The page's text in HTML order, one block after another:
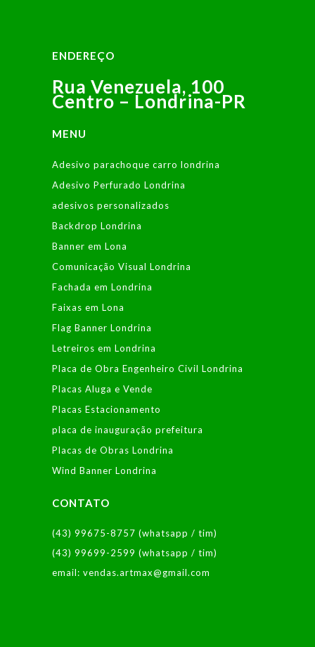
ENDEREÇO
Rua Venezuela, 100
Centro – Londrina-PR
MENU
Adesivo parachoque carro londrina
Adesivo Perfurado Londrina
adesivos personalizados
Backdrop Londrina
Banner em Lona
Comunicação Visual Londrina
Fachada em Londrina
Faixas em Lona
Flag Banner Londrina
Letreiros em Londrina
Placa de Obra Engenheiro Civil Londrina
Placas Aluga e Vende
Placas Estacionamento
placa de inauguração prefeitura
Placas de Obras Londrina
Wind Banner Londrina
CONTATO
(43) 99675-8757 (whatsapp / tim)
(43) 99699-2599 (whatsapp / tim)
email: vendas.artmax@gmail.com